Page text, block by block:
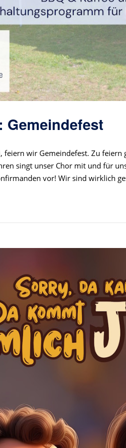
Gemeindefest
feiern wir Gemeindefest. Zu
singt unser Chor mit und für
vor! Wir sind wirklich